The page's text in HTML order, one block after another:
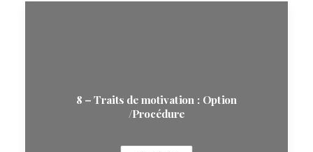
8 – Traits de motivation : Option
/Procédure